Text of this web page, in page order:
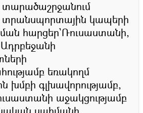
տարածաշրջանում
կապերի
հարցեր`Ռուսաստանի,
եռակողմ
խմբի գլխավորությամբ,
աջակցությամբ